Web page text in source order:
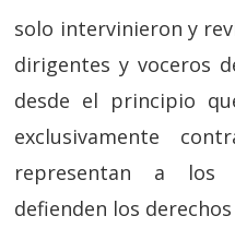
solo intervinieron y
dirigentes y voceros
desde el principio
exclusivamente
representan a los
defienden los